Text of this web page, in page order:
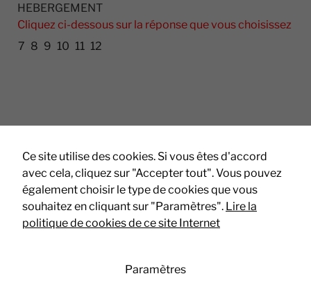
HEBERGEMENT
Cliquez ci-dessous sur la réponse que vous choisissez
7 8 9 10 11 12
* : Champs obligatoires
Ce site utilise des cookies. Si vous êtes d'accord
avec cela, cliquez sur "Accepter tout". Vous pouvez
également choisir le type de cookies que vous
souhaitez en cliquant sur "Paramètres". Lire la
politique de cookies de ce site Internet
Paramètres
de la manière
Afin que notre
fonctionne au
mieux lors de
vous refusez
ces cookies,
certaines